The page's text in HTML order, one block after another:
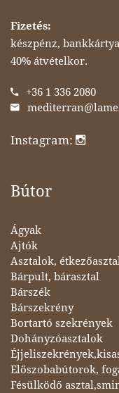
Fizetés:
készpénz,
40% átvételkor.
+36 1 336 2080
Instagram:
Bútor
Ágyak
Ajtók
Asztalok,
Bárpult, bárasztal
Bárszék
Bárszekrény
Bortartó szekrények
Dohányzóasztalok
Előszobabútorok,
Fésülködő